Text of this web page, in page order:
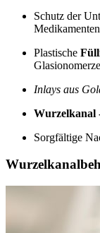
Schutz der
Plastische
Inlays aus
Wurzelkanal
Sorgfältige